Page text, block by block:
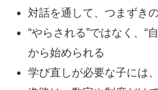
対話を通して、つまずき
“やらされる”ではなく、“
から始められる
学び直しが必要な子には